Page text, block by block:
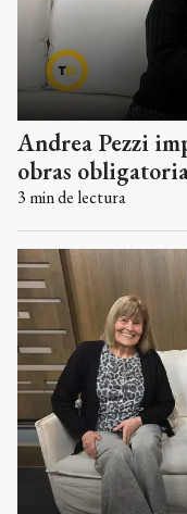
Andrea Pezzi
obras
3 min de lectura